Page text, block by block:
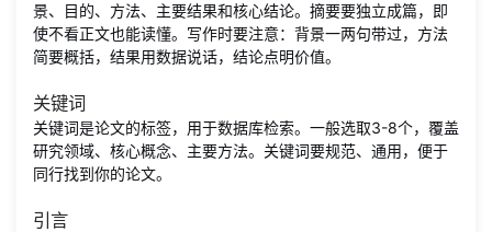
景、目的、方法、主要结果和核心结论。摘要要独立成篇，即
使不看正文也能读懂。写作时要注意：背景一两句带过，方法
简要概括，结果用数据说话，结论点明价值。
关键词
关键词是论文的标签，用于数据库检索。一般选取3-8个，覆盖
研究领域、核心概念、主要方法。关键词要规范、通用，便于
同行找到你的论文。
引言